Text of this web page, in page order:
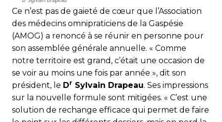
Ce n’est pas de gaieté de cœur que l’Association
des médecins omnipraticiens de la Gaspésie
(AMOG) a renoncé à se réunir en personne pour
son assemblée générale annuelle. « Comme
notre territoire est grand, c’était une occasion de
se voir au moins une fois par année », dit son
président, le Dr Sylvain Drapeau. Ses impressions
sur la nouvelle formule sont mitigées. « C’est une
solution de rechange efficace qui permet de faire